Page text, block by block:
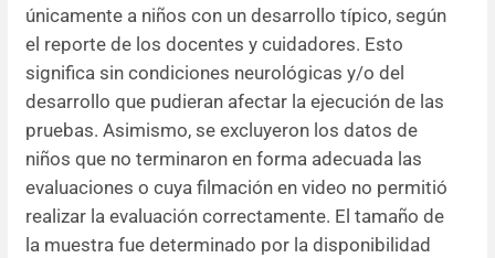
únicamente a niños con un desarrollo típico, según
el reporte de los docentes y cuidadores. Esto
significa sin condiciones neurológicas y/o del
desarrollo que pudieran afectar la ejecución de las
pruebas. Asimismo, se excluyeron los datos de
niños que no terminaron en forma adecuada las
evaluaciones o cuya filmación en video no permitió
realizar la evaluación correctamente. El tamaño de
la muestra fue determinado por la disponibilidad